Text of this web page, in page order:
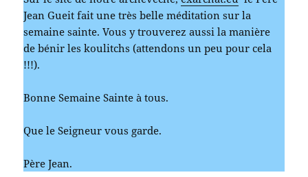
Jean Gueit fait une très belle méditation sur la
semaine sainte. Vous y trouverez aussi la manière
de bénir les koulitchs (attendons un peu pour cela
!!!).
Bonne Semaine Sainte à tous.
Que le Seigneur vous garde.
Père Jean.